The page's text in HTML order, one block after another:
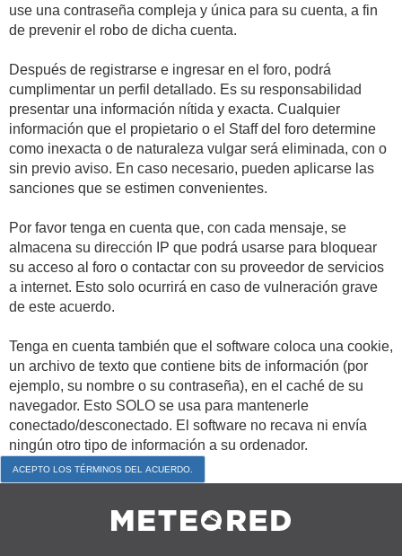
use una contraseña compleja y única para su cuenta, a fin
de prevenir el robo de dicha cuenta.
Después de registrarse e ingresar en el foro, podrá
cumplimentar un perfil detallado. Es su responsabilidad
presentar una información nítida y exacta. Cualquier
información que el propietario o el Staff del foro determine
como inexacta o de naturaleza vulgar será eliminada, con o
sin previo aviso. En caso necesario, pueden aplicarse las
sanciones que se estimen convenientes.
Por favor tenga en cuenta que, con cada mensaje, se
almacena su dirección IP que podrá usarse para bloquear
su acceso al foro o contactar con su proveedor de servicios
a internet. Esto solo ocurrirá en caso de vulneración grave
de este acuerdo.
Tenga en cuenta también que el software coloca una cookie,
un archivo de texto que contiene bits de información (por
ejemplo, su nombre o su contraseña), en el caché de su
navegador. Esto SOLO se usa para mantenerle
conectado/desconectado. El software no recava ni envía
ningún otro tipo de información a su ordenador.